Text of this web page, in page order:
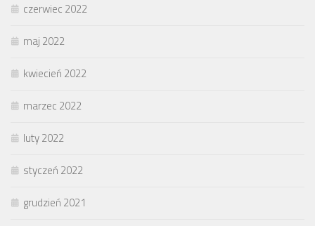
czerwiec 2022
maj 2022
kwiecień 2022
marzec 2022
luty 2022
styczeń 2022
grudzień 2021